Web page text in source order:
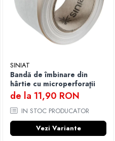
SINIAT
Bandă de îmbinare din
hârtie cu microperforaţii
de la 11,90 RON
IN STOC PRODUCATOR
Vezi Variante